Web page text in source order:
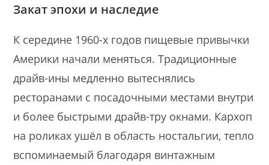
Закат эпохи и наследие
К середине 1960-х годов пищевые привычки
Америки начали меняться. Традиционные
драйв-ины медленно вытеснялись
ресторанами с посадочными местами внутри
и более быстрыми драйв-тру окнами. Кархоп
на роликах ушёл в область ностальгии, тепло
вспоминаемый благодаря винтажным